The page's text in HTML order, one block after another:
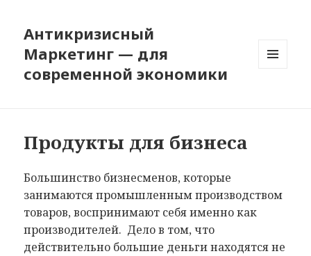
Антикризисный
Маркетинг — для
современной экономики
Продукты для бизнеса
Большинство бизнесменов, которые
занимаются промышленным производством
товаров, воспринимают себя именно как
производителей. Дело в том, что
действительно большие деньги находятся не